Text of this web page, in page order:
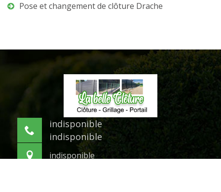
Pose et changement de clôture Drache
indisponible
indisponible
indisponible